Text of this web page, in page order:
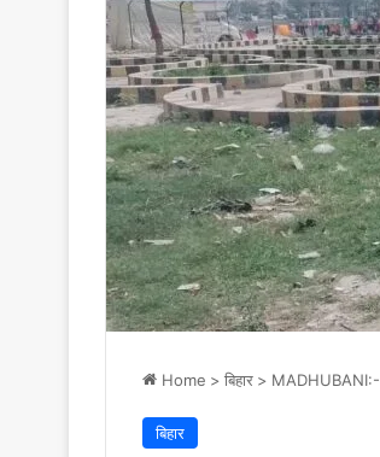
Home > बिहार > MADHUBANI:-
बिहार